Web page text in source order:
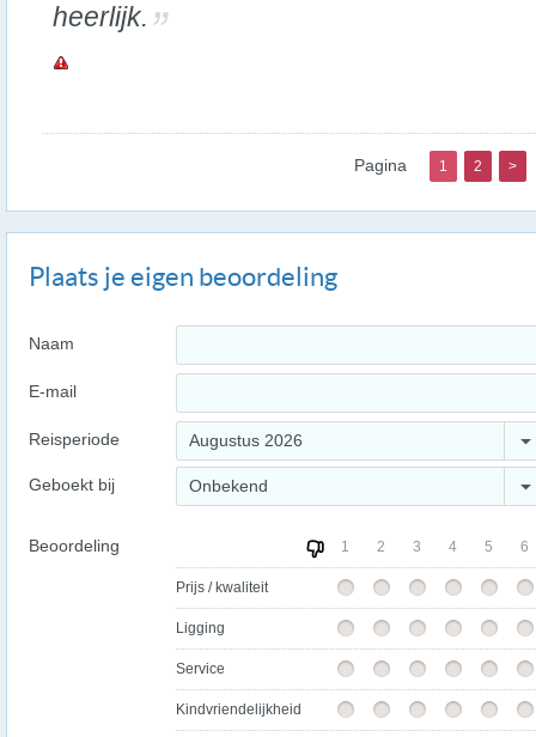
heerlijk.
Pagina 1 2 >
Plaats je eigen beoordeling
Naam
E-mail
Reisperiode Augustus 2026
Geboekt bij Onbekend
Beoordeling 1 2 3 4 5 6
Prijs / kwaliteit
Ligging
Service
Kindvriendelijkheid